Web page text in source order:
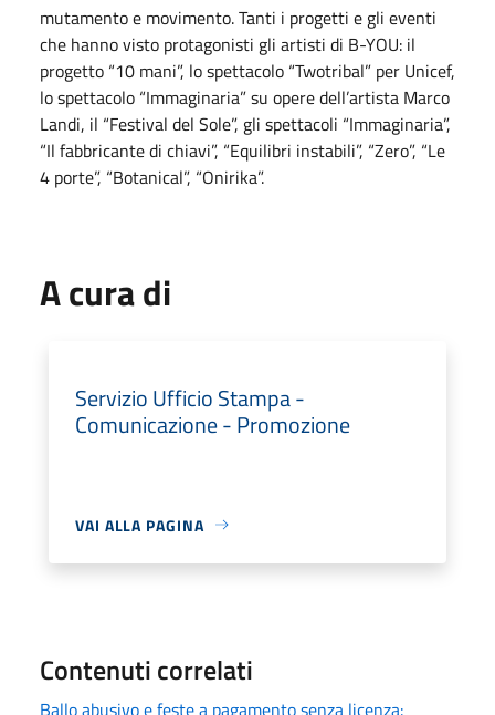
mutamento e movimento. Tanti i progetti e gli eventi
che hanno visto protagonisti gli artisti di B-YOU: il
progetto “10 mani”, lo spettacolo “Twotribal” per Unicef,
lo spettacolo “Immaginaria” su opere dell’artista Marco
Landi, il “Festival del Sole”, gli spettacoli “Immaginaria”,
“Il fabbricante di chiavi”, “Equilibri instabili”, “Zero”, “Le
4 porte”, “Botanical”, “Onirika”.
A cura di
Servizio Ufficio Stampa -
Comunicazione - Promozione
VAI ALLA PAGINA
Contenuti correlati
Ballo abusivo e feste a pagamento senza licenza: